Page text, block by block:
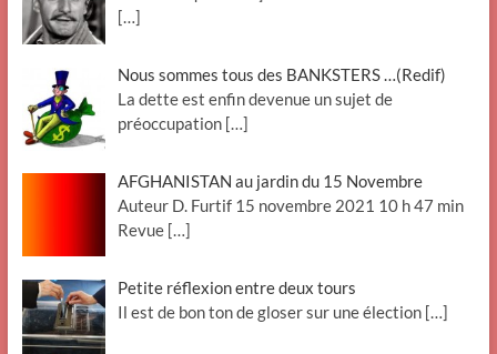
[…]
Nous sommes tous des BANKSTERS …(Redif)
La dette est enfin devenue un sujet de
préoccupation […]
AFGHANISTAN au jardin du 15 Novembre
Auteur D. Furtif 15 novembre 2021 10 h 47 min
Revue […]
Petite réflexion entre deux tours
Il est de bon ton de gloser sur une élection […]